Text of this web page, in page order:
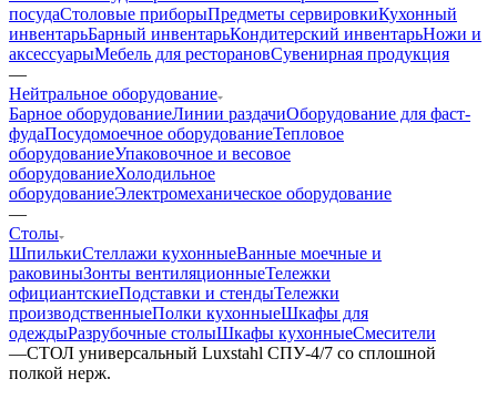
посудаСтоловые приборыПредметы сервировкиКухонный
инвентарьБарный инвентарьКондитерский инвентарьНожи и
аксессуарыМебель для ресторановСувенирная продукция
—
Нейтральное оборудование
Барное оборудованиеЛинии раздачиОборудование для фаст-
фудаПосудомоечное оборудованиеТепловое
оборудованиеУпаковочное и весовое
оборудованиеХолодильное
оборудованиеЭлектромеханическое оборудование
—
Столы
ШпилькиСтеллажи кухонныеВанные моечные и
раковиныЗонты вентиляционныеТележки
официантскиеПодставки и стендыТележки
производственныеПолки кухонныеШкафы для
одеждыРазрубочные столыШкафы кухонныеСмесители
—СТОЛ универсальный Luxstahl СПУ-4/7 со сплошной
полкой нерж.